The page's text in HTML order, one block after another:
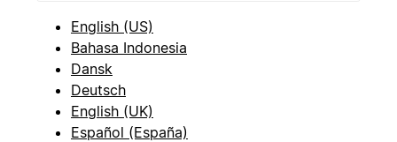
English (US)
Bahasa Indonesia
Dansk
Deutsch
English (UK)
Español (España)